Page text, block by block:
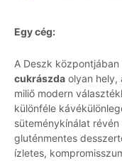
Egy cég:
A Deszk
cukrászda olyan hely,
miliő modern
különféle
süteménykínálat
gluténmentes
ízletes,